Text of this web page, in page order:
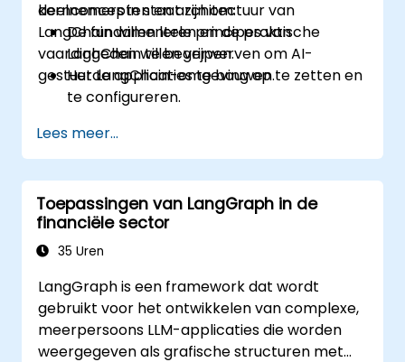
kernconcepten en architectuur van
LangChain willen leren en de praktische
vaardigheden willen verwerven om AI-
gestuurde applicaties te bouwen.
deelnemers in staat zijn om:
De fundamentele principes van
LangChain te begrijpen.
Het LangChain-omgeving op te zetten en
te configureren.
met grote taalmodellen samenwerkt, te
bevatten.
Eenvoudige applicaties te ontwikkelen
met behulp van LangChain.
Lees meer...
Toepassingen van LangGraph in de
financiële sector
35 Uren
LangGraph is een framework dat wordt
gebruikt voor het ontwikkelen van complexe,
meerpersoons LLM-applicaties die worden
weergegeven als grafische structuren met